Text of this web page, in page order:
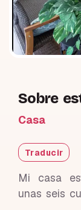
Sobre
Casa
Traducir
Mi casa
unas seis